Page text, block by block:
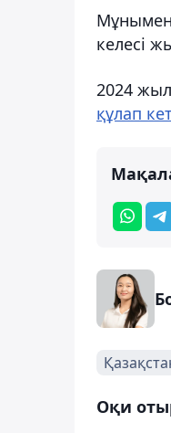
Мұнымен
келесі
2024
құлап
Оқи